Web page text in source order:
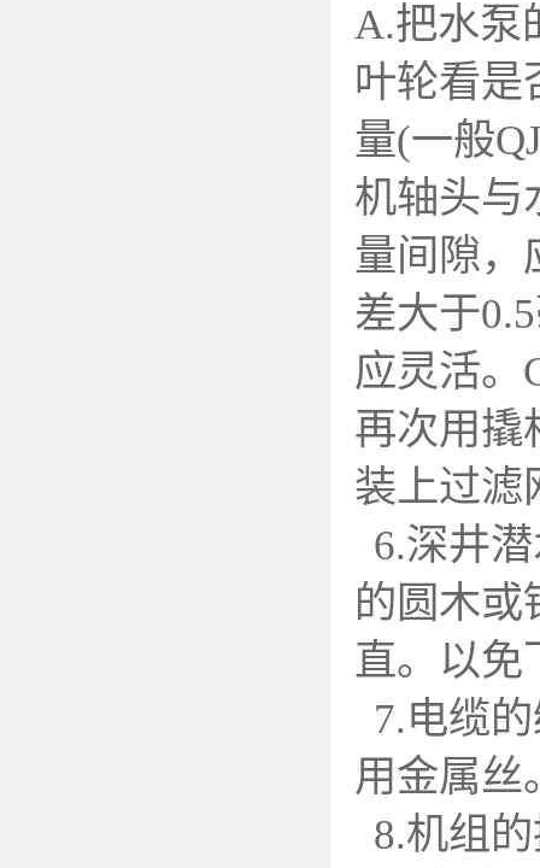
A.把水泵
叶轮看是
量(一般
机轴头与
量间隙，
差大于
应灵活。
再次用撬
装上过滤
6.深井
的圆木或
直。以免
7.电缆
用金属丝
8.机组